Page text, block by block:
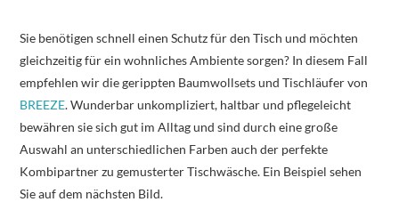
Sie benötigen schnell einen Schutz für den Tisch und möchten
gleichzeitig für ein wohnliches Ambiente sorgen? In diesem Fall
empfehlen wir die gerippten Baumwollsets und Tischläufer von
BREEZE. Wunderbar unkompliziert, haltbar und pflegeleicht
bewähren sie sich gut im Alltag und sind durch eine große
Auswahl an unterschiedlichen Farben auch der perfekte
Kombipartner zu gemusterter Tischwäsche. Ein Beispiel sehen
Sie auf dem nächsten Bild.